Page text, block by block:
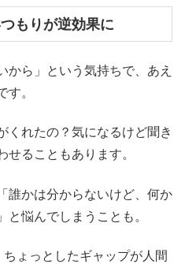
もりが逆効果に
から」という気持ちで、あえ
す。
くれたの？気になるけど聞き
ることもあります。
誰かは分からないけど、何か
悩んでしまうことも。
ちょっとしたギャップが人間